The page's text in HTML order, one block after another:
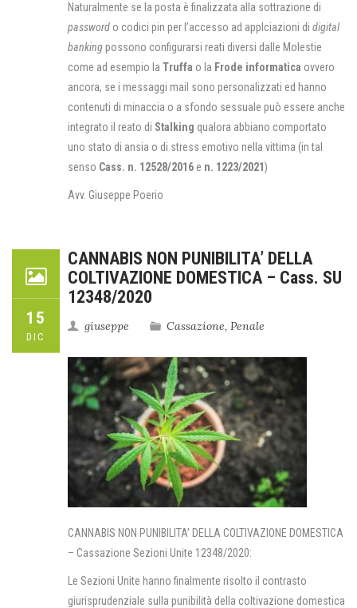
Naturalmente se la posta è finalizzata alla sottrazione di
password o codici pin per l’accesso ad applciazioni di digital
banking possono configurarsi reati diversi dalle Molestie
come ad esempio la Truffa o la Frode informatica ovvero
ancora, se i messaggi mail sono personalizzati ed hanno
contenuti di minaccia o a sfondo sessuale può essere anche
integrato il reato di Stalking qualora abbiano comportato
uno stato di ansia o di stress emotivo nella vittima (in tal
senso Cass. n. 12528/2016 e n. 1223/2021)
Avv. Giuseppe Poerio
15
DIC
CANNABIS NON PUNIBILITA’ DELLA
COLTIVAZIONE DOMESTICA – Cass. SU
12348/2020
giuseppe Cassazione, Penale
CANNABIS NON PUNIBILITA’ DELLA COLTIVAZIONE DOMESTICA
– Cassazione Sezioni Unite 12348/2020:
Le Sezioni Unite hanno finalmente risolto il contrasto
giurisprudenziale sulla punibilità della coltivazione domestica